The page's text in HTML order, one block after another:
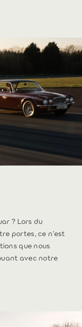
? Lors du
portes, ce n’est
que nous
avec notre